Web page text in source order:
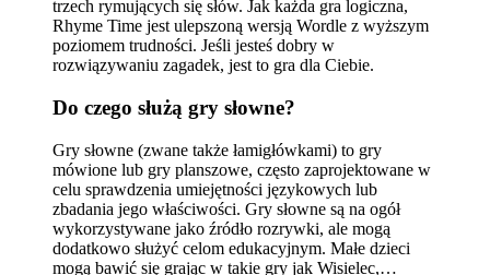
trzech rymujących się słów. Jak każda gra logiczna,
Rhyme Time jest ulepszoną wersją Wordle z wyższym
poziomem trudności. Jeśli jesteś dobry w
rozwiązywaniu zagadek, jest to gra dla Ciebie.
Do czego służą gry słowne?
Gry słowne (zwane także łamigłówkami) to gry
mówione lub gry planszowe, często zaprojektowane w
celu sprawdzenia umiejętności językowych lub
zbadania jego właściwości. Gry słowne są na ogół
wykorzystywane jako źródło rozrywki, ale mogą
dodatkowo służyć celom edukacyjnym. Małe dzieci
mogą bawić się grając w takie gry jak Wisielec,…